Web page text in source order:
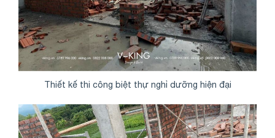
Thiết kế thi công biệt thự nghỉ dưỡng hiện đại